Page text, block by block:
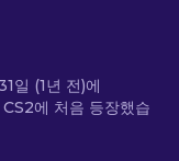
일 (1년 전)에
에 처음 등장했습